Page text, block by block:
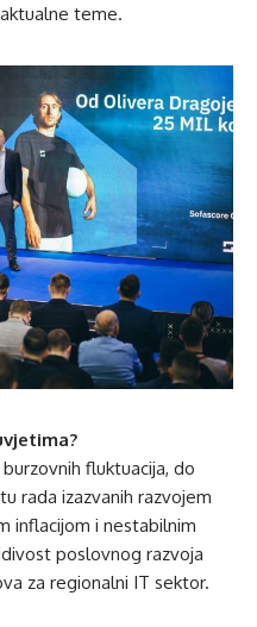
teme.
fluktuacija, do
rada izazvanih razvojem
inflacijom i nestabilnim
poslovnog razvoja
za regionalni IT sektor.